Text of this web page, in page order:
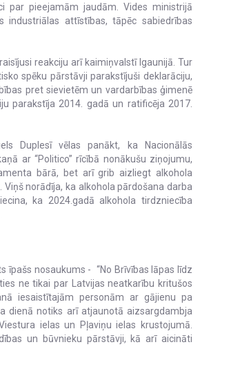
par pieejamām jaudām. Vides ministrijā
attīstības, tāpēc sabiedrības
reakciju arī kaimiņvalstī Igaunijā. Tur
spēku pārstāvji parakstījuši deklarāciju,
pret sievietēm un vardarbības ģimenē
parakstīja 2014. gadā un ratificēja 2017.
Duplesī vēlas panākt, ka Nacionālās
ar “Politico” rīcībā nonākušu ziņojumu,
bārā, bet arī grib aizliegt alkohola
norādīja, ka alkohola pārdošana darba
ka 2024.gadā alkohola tirdzniecība
īpašs nosaukums - “No Brīvības lāpas līdz
ne tikai par Latvijas neatkarību kritušos
iesaistītajām personām ar gājienu pa
dienā notiks arī atjaunotā aizsargdambja
ielas un Pļaviņu ielas krustojumā.
un būvnieku pārstāvji, kā arī aicināti